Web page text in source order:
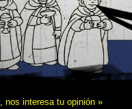
nos interesa tu opinión »